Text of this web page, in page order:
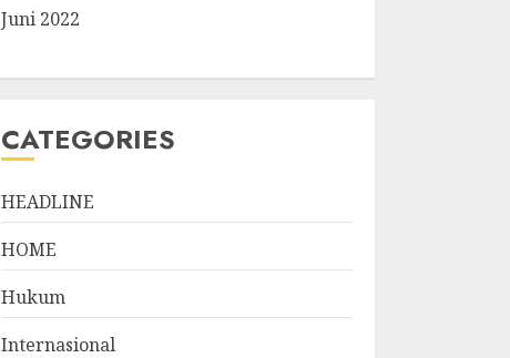
Juni 2022
CATEGORIES
HEADLINE
HOME
Hukum
Internasional